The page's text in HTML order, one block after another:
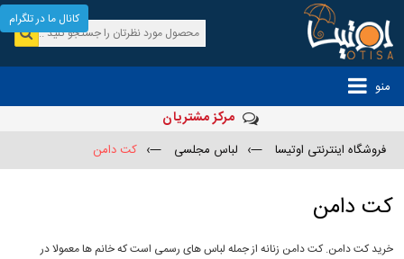
منو
مرکز مشتریان
فروشگاه اینترنتی اوتیسا —› لباس مجلسی —› کت دامن
کت دامن
خرید کت دامن. کت دامن زنانه از جمله لباس های رسمی است که خانم ها معمولا در
کانال ما در تلگرام